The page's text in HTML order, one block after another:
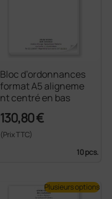
Bloc d’ordonnances
format A5 aligneme
nt centré en bas
130,80 €
(Prix TTC)
10 pcs.
Plusieurs options